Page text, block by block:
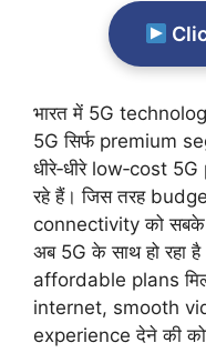
भारत में 5G
5G सिर्फ premium
धीरे‑धीरे low‑cost
रहे हैं। जिस तरह
connectivity को सबके
अब 5G के साथ हो
affordable plans
internet, smooth
experience देने की